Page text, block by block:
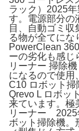
ラック）2025
す。電源部分の
目、自動ゴミ
る物が全てにな
PowerClean
ーの劣化も感じ
リーナー 掃除
になるので使用
C10 ロボット掃
Qrevo L ロボッ
来ています。極
リーナー 2025
ボット掃除機。